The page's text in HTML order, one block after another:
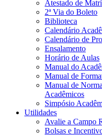
Atestado de
2ª Via do Boleto
Biblioteca
Calendário
Calendário de
Ensalamento
Horário de Aulas
Manual do
Manual de
Manual de
Acadêmicos
Simpósio
Utilidades
Avalie a Campo
Bolsas e